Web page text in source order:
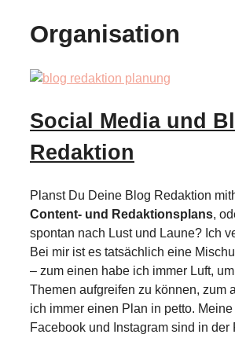
Organisation
Social Media und
Redaktion
Planst Du Deine Blog Redaktion
Content- und Redaktionsplans,
spontan nach Lust und Laune? Ich
Bei mir ist es tatsächlich eine
– zum einen habe ich immer Luft,
Themen aufgreifen zu können, zum
ich immer einen Plan in petto.
Facebook und Instagram sind in der